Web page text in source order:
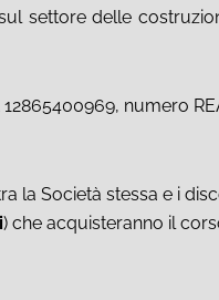
settore delle
numero
la Società stessa e i
) che acquisteranno il